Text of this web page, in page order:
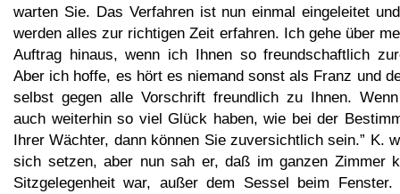
warten Sie. Das Verfahren ist nun einmal eingeleitet
werden alles zur richtigen Zeit erfahren. Ich gehe über
Auftrag hinaus, wenn ich Ihnen so freundschaftlich
Aber ich hoffe, es hört es niemand sonst als Franz und
selbst gegen alle Vorschrift freundlich zu Ihnen.
auch weiterhin so viel Glück haben, wie bei der
Ihrer Wächter, dann können Sie zuversichtlich sein.” K.
sich setzen, aber nun sah er, daß im ganzen Zimmer
Sitzgelegenheit war, außer dem Sessel beim Fenster.